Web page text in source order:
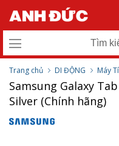
Trang chủ DI ĐỘNG Máy
Samsung Galaxy
Silver (Chính hãng)